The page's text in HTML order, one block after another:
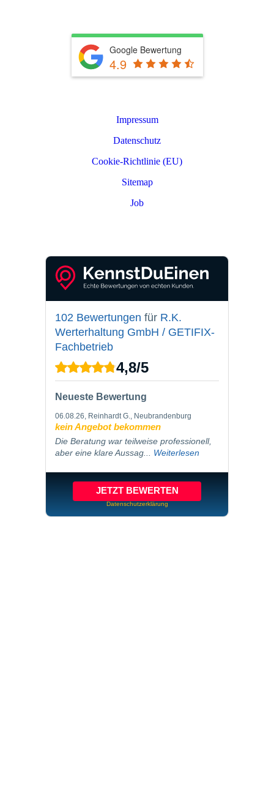
Google Bewertung
4.9
Impressum
Datenschutz
Cookie-Richtlinie (EU)
Sitemap
Job
102 Bewertungen für R.K.
Werterhaltung GmbH / GETIFIX-
Fachbetrieb
4,8/5
Neueste Bewertung
06.08.26 , Reinhardt G., Neubrandenburg
kein Angebot bekommen
Die Beratung war teilweise professionell,
aber eine klare Aussag... Weiterlesen
JETZT BEWERTEN
Datenschutzerklärung